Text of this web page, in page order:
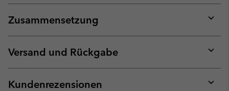
Zusammensetzung
or
Versand und Rückgabe
or
Kundenrezensionen